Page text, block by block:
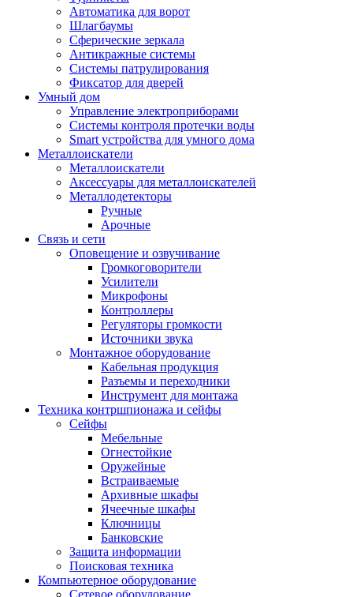
Автоматика для ворот
Шлагбаумы
Сферические зеркала
Антикражные системы
Системы патрулирования
Фиксатор для дверей
Умный дом
Управление электроприборами
Системы контроля протечки воды
Smart устройства для умного дома
Металлоискатели
Металлоискатели
Аксессуары для металлоискателей
Металлодетекторы
Ручные
Арочные
Связь и сети
Оповещение и озвучивание
Громкоговорители
Усилители
Микрофоны
Контроллеры
Регуляторы громкости
Источники звука
Монтажное оборудование
Кабельная продукция
Разъемы и переходники
Инструмент для монтажа
Техника контршпионажа и сейфы
Сейфы
Мебельные
Огнестойкие
Оружейные
Встраиваемые
Архивные шкафы
Ячеечные шкафы
Ключницы
Банковские
Защита информации
Поисковая техника
Компьютерное оборудование
Сетевое оборудование